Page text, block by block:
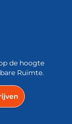
de hoogte
Ruimte.